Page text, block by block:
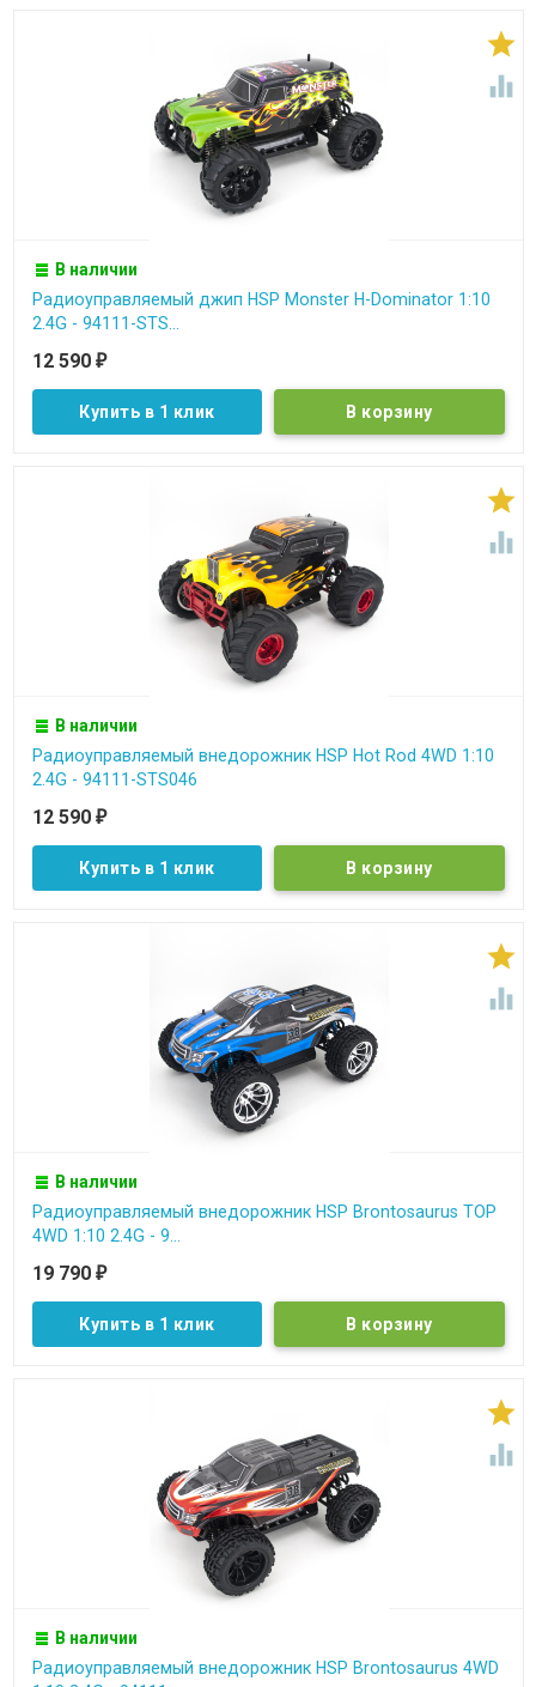


В наличии
Радиоуправляемый джип HSP Monster H-Dominator 1:10
2.4G - 94111-STS...
12 590 ₽
Купить в 1 клик


В наличии
Радиоуправляемый внедорожник HSP Hot Rod 4WD 1:10
2.4G - 94111-STS046
12 590 ₽
Купить в 1 клик


В наличии
Радиоуправляемый внедорожник HSP Brontosaurus TOP
4WD 1:10 2.4G - 9...
19 790 ₽
Купить в 1 клик


В наличии
Радиоуправляемый внедорожник HSP Brontosaurus 4WD